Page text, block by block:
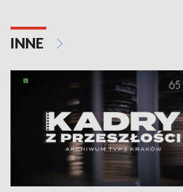
INNE